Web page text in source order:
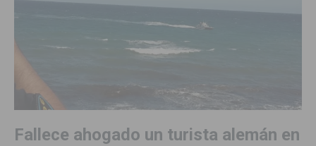
Fallece ahogado un turista alemán en